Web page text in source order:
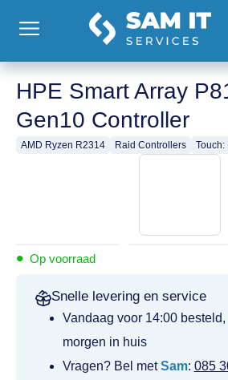
HPE Smart Array
Gen10 Controller
AMD Ryzen R2314 Raid Controllers Touch:
• Op voorraad
Snelle levering en service
Vandaag voor 14:00 besteld,
morgen in huis
Vragen? Bel metSam: 085